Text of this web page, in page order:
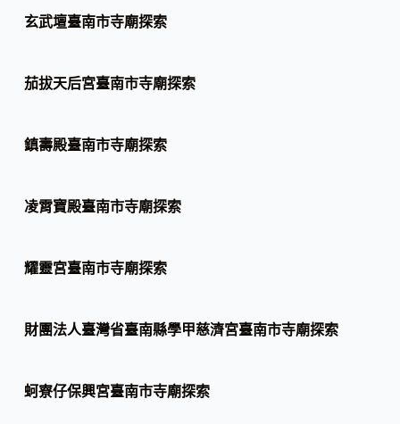
玄武壇臺南市寺廟探索
茄拔天后宮臺南市寺廟探索
鎮壽殿臺南市寺廟探索
凌霄寶殿臺南市寺廟探索
耀靈宮臺南市寺廟探索
財團法人臺灣省臺南縣學甲慈濟宮臺南市寺廟探索
蚵寮仔保興宮臺南市寺廟探索